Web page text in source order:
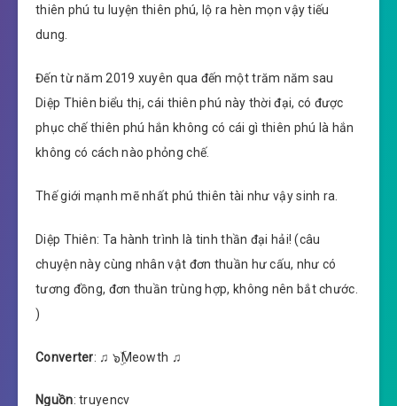
thiên phú tu luyện thiên phú, lộ ra hèn mọn vậy tiếu
dung.
Đến từ năm 2019 xuyên qua đến một trăm năm sau
Diệp Thiên biểu thị, cái thiên phú này thời đại, có được
phục chế thiên phú hắn không có cái gì thiên phú là hắn
không có cách nào phỏng chế.
Thế giới mạnh mẽ nhất phú thiên tài như vậy sinh ra.
Diệp Thiên: Ta hành trình là tinh thần đại hải! (câu
chuyện này cùng nhân vật đơn thuần hư cấu, như có
tương đồng, đơn thuần trùng hợp, không nên bắt chước.
)
Converter: ♫ ๖ۣۜMeowth ♫
Nguồn: truyencv